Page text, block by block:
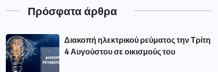
Πρόσφατα άρθρα
Διακοπή ηλεκτρικού ρεύματος την Τρίτη
4 Αυγούστου σε οικισμούς του